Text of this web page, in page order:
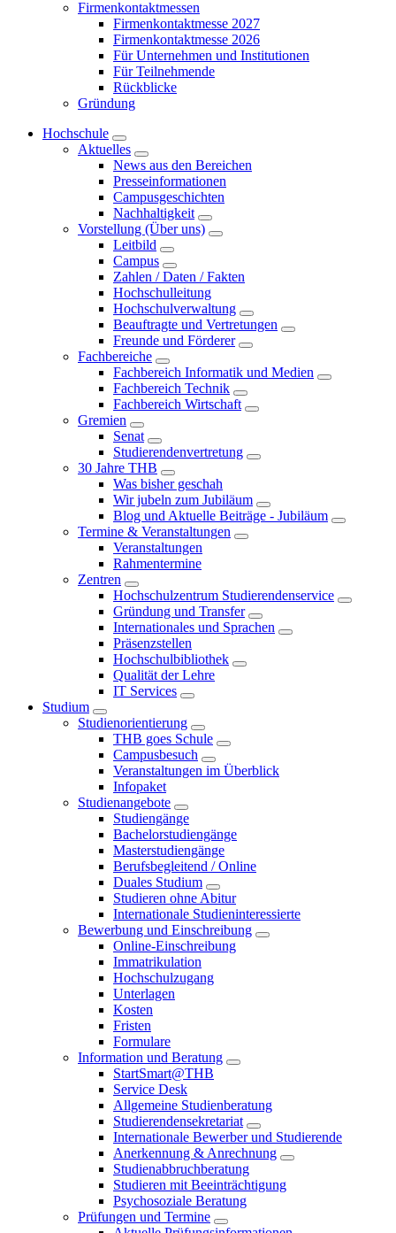
Firmenkontaktmessen
Firmenkontaktmesse 2027
Firmenkontaktmesse 2026
Für Unternehmen und Institutionen
Für Teilnehmende
Rückblicke
Gründung
Hochschule
Aktuelles
News aus den Bereichen
Presseinformationen
Campusgeschichten
Nachhaltigkeit
Vorstellung (Über uns)
Leitbild
Campus
Zahlen / Daten / Fakten
Hochschulleitung
Hochschulverwaltung
Beauftragte und Vertretungen
Freunde und Förderer
Fachbereiche
Fachbereich Informatik und Medien
Fachbereich Technik
Fachbereich Wirtschaft
Gremien
Senat
Studierendenvertretung
30 Jahre THB
Was bisher geschah
Wir jubeln zum Jubiläum
Blog und Aktuelle Beiträge - Jubiläum
Termine & Veranstaltungen
Veranstaltungen
Rahmentermine
Zentren
Hochschulzentrum Studierendenservice
Gründung und Transfer
Internationales und Sprachen
Präsenzstellen
Hochschulbibliothek
Qualität der Lehre
IT Services
Studium
Studienorientierung
THB goes Schule
Campusbesuch
Veranstaltungen im Überblick
Infopaket
Studienangebote
Studiengänge
Bachelorstudiengänge
Masterstudiengänge
Berufsbegleitend / Online
Duales Studium
Studieren ohne Abitur
Internationale Studieninteressierte
Bewerbung und Einschreibung
Online-Einschreibung
Immatrikulation
Hochschulzugang
Unterlagen
Kosten
Fristen
Formulare
Information und Beratung
StartSmart@THB
Service Desk
Allgemeine Studienberatung
Studierendensekretariat
Internationale Bewerber und Studierende
Anerkennung & Anrechnung
Studienabbruchberatung
Studieren mit Beeinträchtigung
Psychosoziale Beratung
Prüfungen und Termine